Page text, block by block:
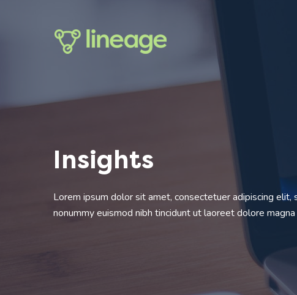
Insights
Lorem ipsum dolor sit amet, consectetuer adipiscing elit,
nonummy euismod nibh tincidunt ut laoreet dolore